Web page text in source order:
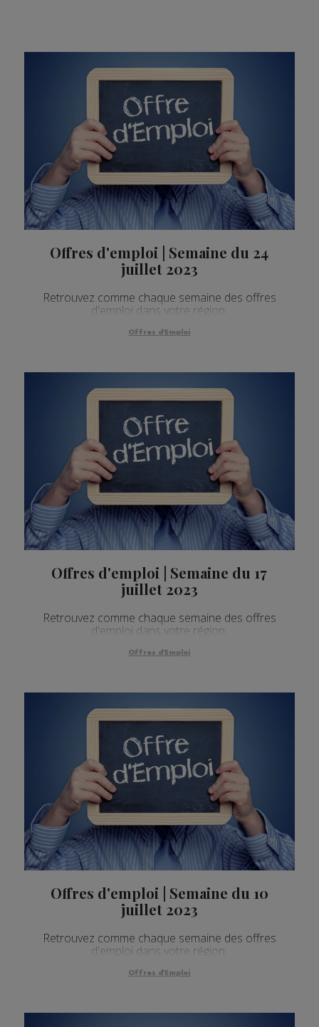
Offres d'emploi | Semaine du 24
juillet 2023
Retrouvez comme chaque semaine des offres
d'emploi dans votre région.
Offres d'Emploi
Offres d'emploi | Semaine du 17
juillet 2023
Retrouvez comme chaque semaine des offres
d'emploi dans votre région.
Offres d'Emploi
Offres d'emploi | Semaine du 10
juillet 2023
Retrouvez comme chaque semaine des offres
d'emploi dans votre région.
Offres d'Emploi